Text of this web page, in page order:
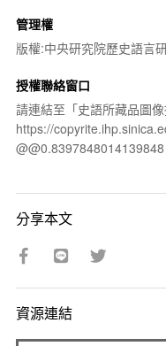
管理權
版權:中央研究院歷史語言
授權聯絡窗口
請連結至「史語所藏品圖
https://
@@0.8397848014139848
分享本文
資源連結